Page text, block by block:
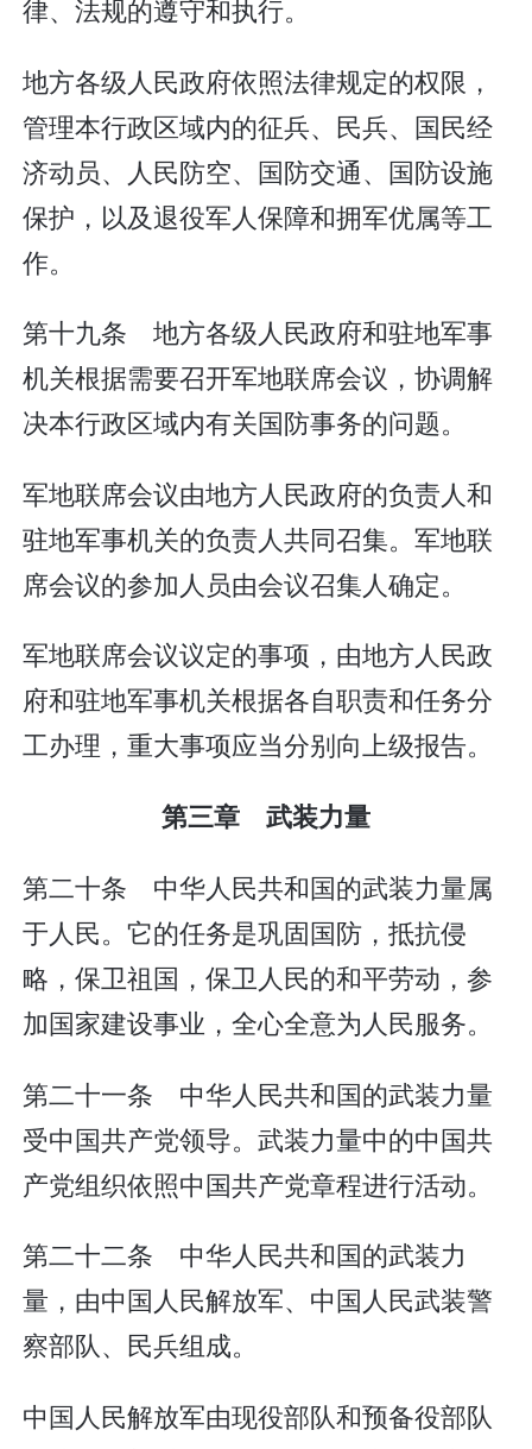
律、法规的遵守和执行。
地方各级人民政府依照法律规定的权限，
管理本行政区域内的征兵、民兵、国民经
济动员、人民防空、国防交通、国防设施
保护，以及退役军人保障和拥军优属等工
作。
第十九条 地方各级人民政府和驻地军事
机关根据需要召开军地联席会议，协调解
决本行政区域内有关国防事务的问题。
军地联席会议由地方人民政府的负责人和
驻地军事机关的负责人共同召集。军地联
席会议的参加人员由会议召集人确定。
军地联席会议议定的事项，由地方人民政
府和驻地军事机关根据各自职责和任务分
工办理，重大事项应当分别向上级报告。
第三章 武装力量
第二十条 中华人民共和国的武装力量属
于人民。它的任务是巩固国防，抵抗侵
略，保卫祖国，保卫人民的和平劳动，参
加国家建设事业，全心全意为人民服务。
第二十一条 中华人民共和国的武装力量
受中国共产党领导。武装力量中的中国共
产党组织依照中国共产党章程进行活动。
第二十二条 中华人民共和国的武装力
量，由中国人民解放军、中国人民武装警
察部队、民兵组成。
中国人民解放军由现役部队和预备役部队